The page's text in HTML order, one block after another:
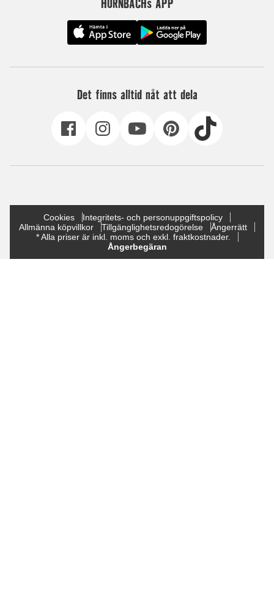
Det finns alltid nåt att dela
Cookies
Integritets- och personuppgiftspolicy
Allmänna köpvillkor
Tillgänglighetsredogörelse
Ångerrätt
* Alla priser är inkl. moms och exkl. fraktkostnader.
Ångerbegäran